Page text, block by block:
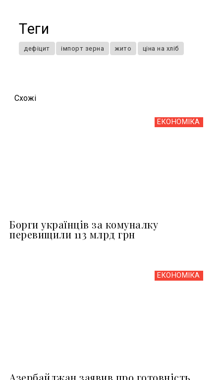
Теги
дефіцит імпорт зерна жито ціна на хліб
Схожi
ЕКОНОМІКА
Борги українців за комуналку
перевищили 113 млрд грн
ЕКОНОМІКА
Азербайджан заявив про готовність